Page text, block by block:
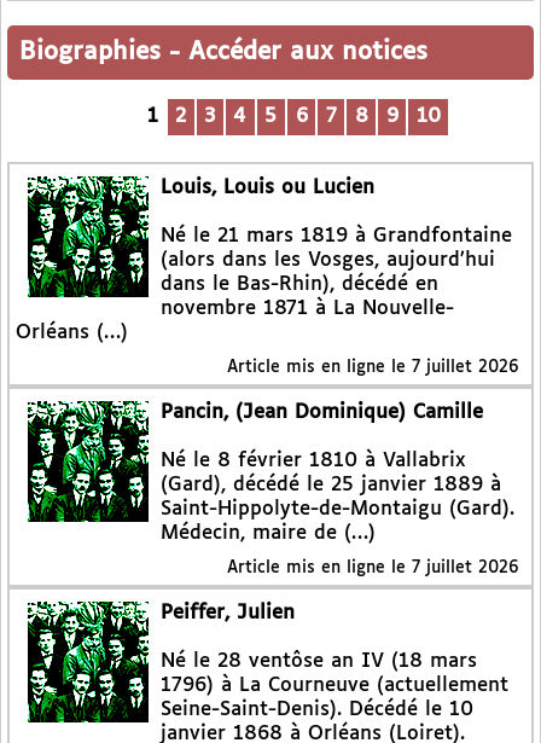
Biographies - Accéder aux notices
1 2 3 4 5 6 7 8 9 10
Louis, Louis ou Lucien
Né le 21 mars 1819 à Grandfontaine
(alors dans les Vosges, aujourd’hui
dans le Bas-Rhin), décédé en
novembre 1871 à La Nouvelle-
Orléans (…)
Article mis en ligne le 7 juillet 2026
Pancin, (Jean Dominique) Camille
Né le 8 février 1810 à Vallabrix
(Gard), décédé le 25 janvier 1889 à
Saint-Hippolyte-de-Montaigu (Gard).
Médecin, maire de (…)
Article mis en ligne le 7 juillet 2026
Peiffer, Julien
Né le 28 ventôse an IV (18 mars
1796) à La Courneuve (actuellement
Seine-Saint-Denis). Décédé le 10
janvier 1868 à Orléans (Loiret).